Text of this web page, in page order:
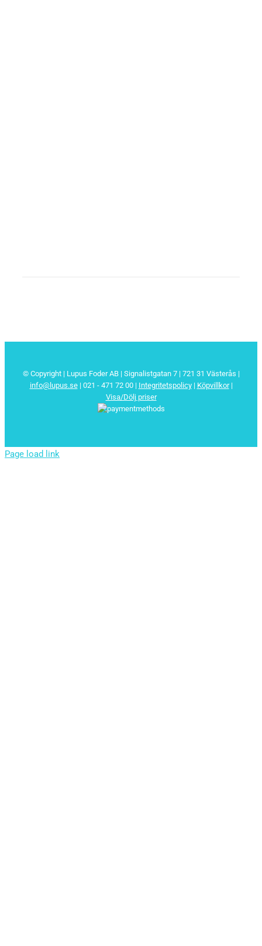
© Copyright | Lupus Foder AB | Signalistgatan 7 | 721 31 Västerås |
info@lupus.se| 021 - 471 72 00 | Integritetspolicy| Köpvillkor|
Visa/Dölj priser
Page load link